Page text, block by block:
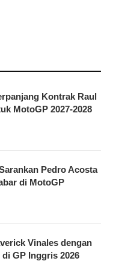
Kontrak Raul
MotoGP 2027-2028
Pedro Acosta
di MotoGP
Vinales dengan
GP Inggris 2026